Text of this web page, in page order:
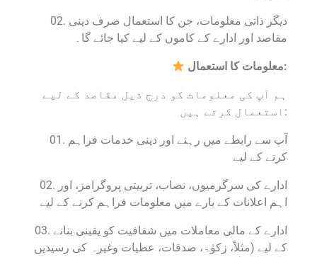
02. دیگر ذاتی معلومات، جن کا استعمال صرف دینی
مقاصد اور ادارے کے کاموں کے لیے کیا جائے گا۔
معلومات کا استعمال:
ہم آپ کی معلومات کو درج ذیل مقاصد کے لیے
استعمال کرتے ہیں:
01. آپ سے رابطے میں رہنے اور دینی خدمات فراہم
کرنے کے لیے
02. ادارے کی سرگرمیوں، نصاب، تربیتی پروگرامز، اور
اہم اعلانات کے بارے میں معلومات فراہم کرنے کے لیے
03. ادارے کے مالی معاملات میں شفافیت کو یقینی بنانے
کے لیے (مثلاً، زکوٰۃ، صدقات، عطیات وغیرہ کی رسیدیں